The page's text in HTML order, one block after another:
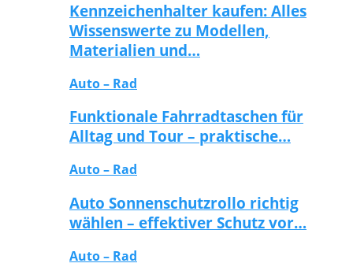
Kennzeichenhalter kaufen: Alles
Wissenswerte zu Modellen,
Materialien und…
Auto – Rad
Funktionale Fahrradtaschen für
Alltag und Tour – praktische…
Auto – Rad
Auto Sonnenschutzrollo richtig
wählen – effektiver Schutz vor…
Auto – Rad